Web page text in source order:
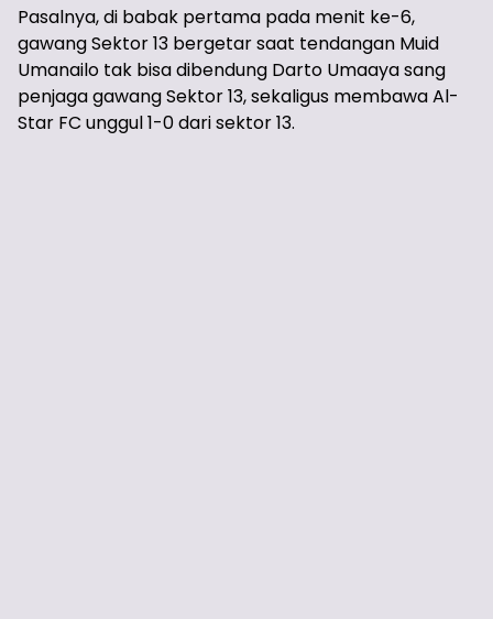
Pasalnya, di babak pertama pada menit ke-6,
gawang Sektor 13 bergetar saat tendangan Muid
Umanailo tak bisa dibendung Darto Umaaya sang
penjaga gawang Sektor 13, sekaligus membawa Al-
Star FC unggul 1-0 dari sektor 13.